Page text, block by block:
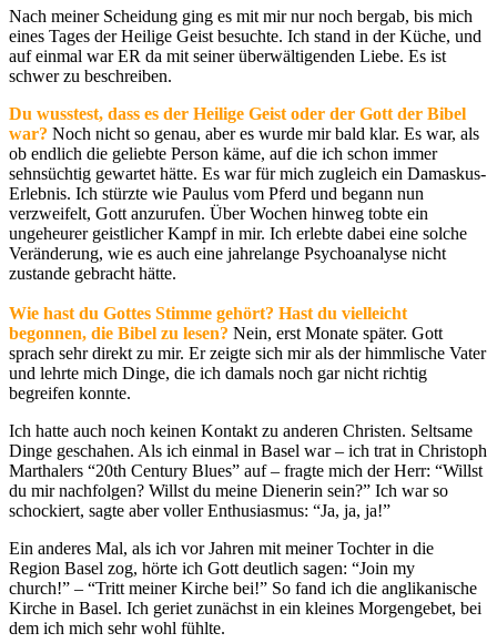
Nach meiner Scheidung ging es mit mir nur noch bergab, bis mich
eines Tages der Heilige Geist besuchte. Ich stand in der Küche, und
auf einmal war ER da mit seiner überwältigenden Liebe. Es ist
schwer zu beschreiben.
Du wusstest, dass es der Heilige Geist oder der Gott der Bibel
war? Noch nicht so genau, aber es wurde mir bald klar. Es war, als
ob endlich die geliebte Person käme, auf die ich schon immer
sehnsüchtig gewartet hätte. Es war für mich zugleich ein Damaskus-
Erlebnis. Ich stürzte wie Paulus vom Pferd und begann nun
verzweifelt, Gott anzurufen. Über Wochen hinweg tobte ein
ungeheurer geistlicher Kampf in mir. Ich erlebte dabei eine solche
Veränderung, wie es auch eine jahrelange Psychoanalyse nicht
zustande gebracht hätte.
Wie hast du Gottes Stimme gehört? Hast du vielleicht
begonnen, die Bibel zu lesen? Nein, erst Monate später. Gott
sprach sehr direkt zu mir. Er zeigte sich mir als der himmlische Vater
und lehrte mich Dinge, die ich damals noch gar nicht richtig
begreifen konnte.
Ich hatte auch noch keinen Kontakt zu anderen Christen. Seltsame
Dinge geschahen. Als ich einmal in Basel war – ich trat in Christoph
Marthalers “20th Century Blues” auf – fragte mich der Herr: “Willst
du mir nachfolgen? Willst du meine Dienerin sein?” Ich war so
schockiert, sagte aber voller Enthusiasmus: “Ja, ja, ja!”
Ein anderes Mal, als ich vor Jahren mit meiner Tochter in die
Region Basel zog, hörte ich Gott deutlich sagen: “Join my
church!” – “Tritt meiner Kirche bei!” So fand ich die anglikanische
Kirche in Basel. Ich geriet zunächst in ein kleines Morgengebet, bei
dem ich mich sehr wohl fühlte.